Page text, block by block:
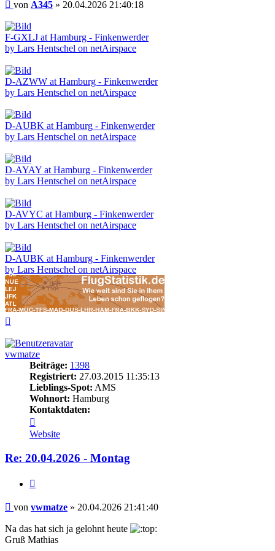
Beitrag
von A345 » 20.04.2026 21:40:18
F-GXLJ at Hamburg - Finkenwerder
by Lars Hentschel on netAirspace
D-AZWW at Hamburg - Finkenwerder
by Lars Hentschel on netAirspace
D-AUBK at Hamburg - Finkenwerder
by Lars Hentschel on netAirspace
D-AYAY at Hamburg - Finkenwerder
by Lars Hentschel on netAirspace
D-AVYC at Hamburg - Finkenwerder
by Lars Hentschel on netAirspace
D-AUBK at Hamburg - Finkenwerder
by Lars Hentschel on netAirspace
vwmatze
Beiträge: 1398
Registriert: 27.03.2015 11:35:13
Lieblings-Spot: AMS
Wohnort: Hamburg
Kontaktdaten:
von
vwmatze
Website
Re: 20.04.2026 - Montag
Beitrag
von vwmatze » 20.04.2026 21:41:40
Na das hat sich ja gelohnt heute
Gruß Mathias